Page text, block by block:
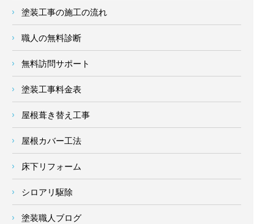
塗装工事の施工の流れ
職人の無料診断
無料訪問サポート
塗装工事料金表
屋根葺き替え工事
屋根カバー工法
床下リフォーム
シロアリ駆除
塗装職人ブログ